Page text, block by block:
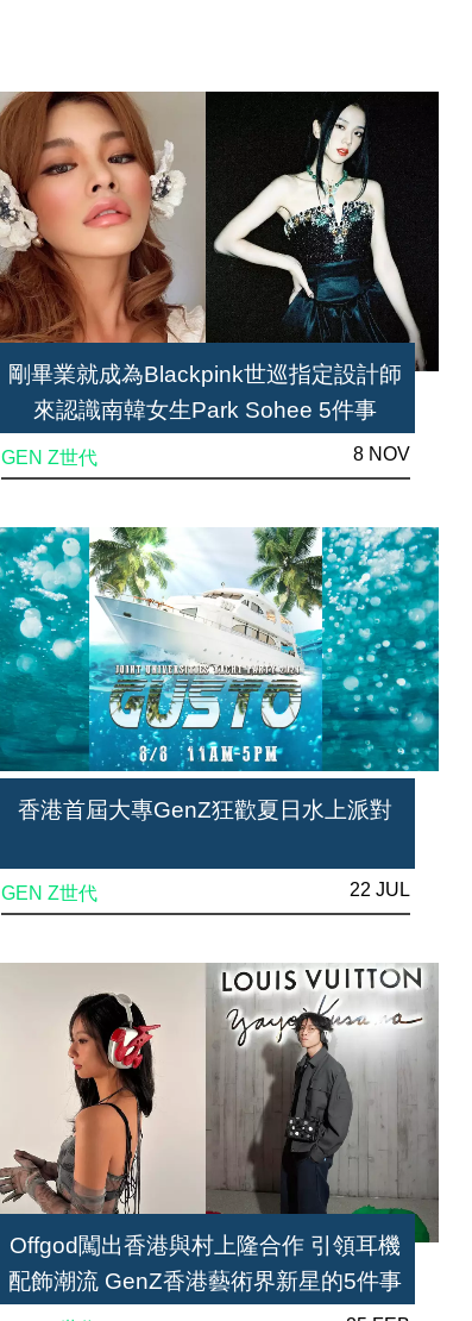
剛畢業就成為Blackpink世巡指定設計師
來認識南韓女生Park Sohee 5件事
GEN Z世代 8 NOV
香港首屆大專GenZ狂歡夏日水上派對
GEN Z世代 22 JUL
Offgod闖出香港與村上隆合作 引領耳機
配飾潮流 GenZ香港藝術界新星的5件事